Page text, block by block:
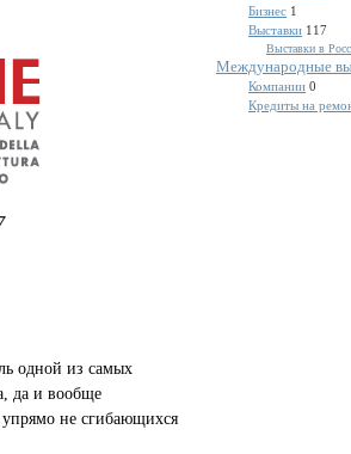
одной из самых
да и вообще
не сгибающихся
Бизнес 1
Выставки 117
Выставки в
Международные
Компании 0
Кредиты на